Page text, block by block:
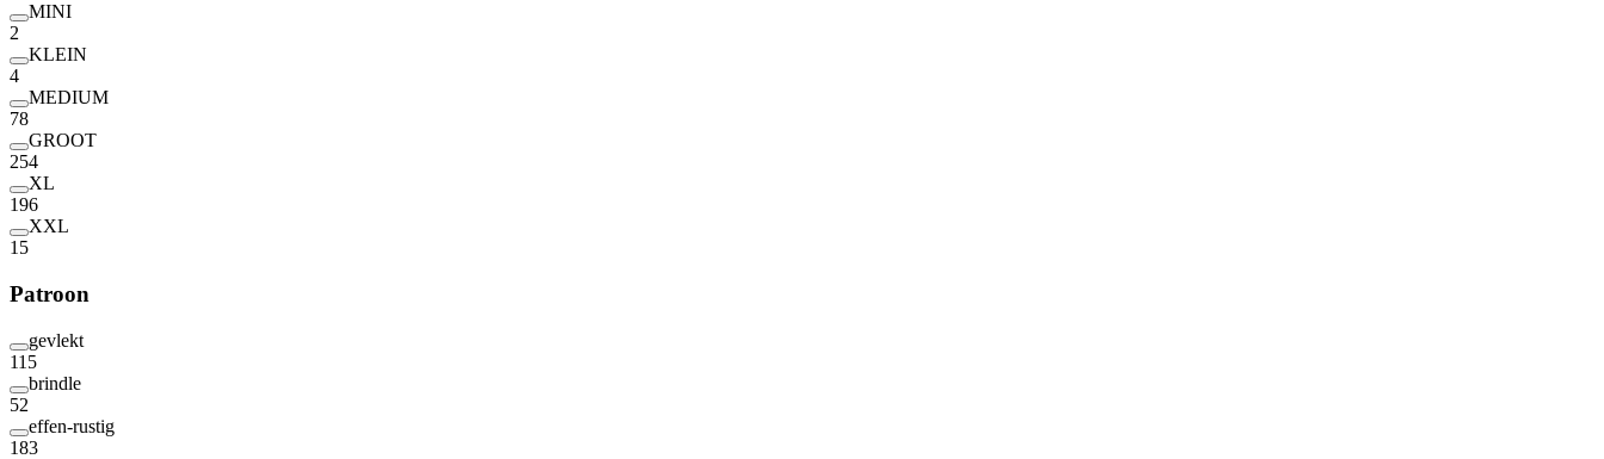
MINI
2
KLEIN
4
MEDIUM
78
GROOT
254
XL
196
XXL
15
Patroon
gevlekt
115
brindle
52
effen-rustig
183